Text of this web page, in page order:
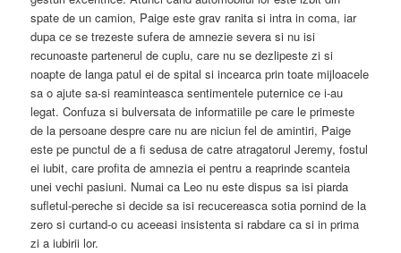
spate de un camion, Paige este grav ranita si intra in coma, iar
dupa ce se trezeste sufera de amnezie severa si nu isi
recunoaste partenerul de cuplu, care nu se dezlipeste zi si
noapte de langa patul ei de spital si incearca prin toate mijloacele
sa o ajute sa-si reaminteasca sentimentele puternice ce i-au
legat. Confuza si bulversata de informatiile pe care le primeste
de la persoane despre care nu are niciun fel de amintiri, Paige
este pe punctul de a fi sedusa de catre atragatorul Jeremy, fostul
ei iubit, care profita de amnezia ei pentru a reaprinde scanteia
unei vechi pasiuni. Numai ca Leo nu este dispus sa isi piarda
sufletul-pereche si decide sa isi recucereasca sotia pornind de la
zero si curtand-o cu aceeasi insistenta si rabdare ca si in prima
zi a iubirii lor.